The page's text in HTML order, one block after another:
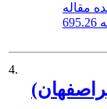
مقاله
4.